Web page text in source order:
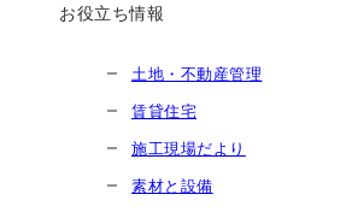
お役立ち情報
土地・不動産管理
賃貸住宅
施工現場だより
素材と設備